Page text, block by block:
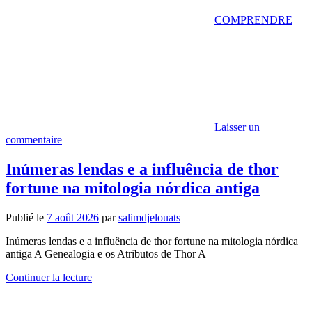
COMPRENDRE
Laisser un
commentaire
Inúmeras lendas e a influência de thor
fortune na mitologia nórdica antiga
Publié le 7 août 2026 parsalimdjelouats
Inúmeras lendas e a influência de thor fortune na mitologia nórdica
antiga A Genealogia e os Atributos de Thor A
Continuer la lecture